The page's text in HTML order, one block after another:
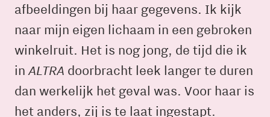
afbeeldingen bij haar gegevens. Ik kijk
naar mijn eigen lichaam in een gebroken
winkelruit. Het is nog jong, de tijd die ik
in ALTRA doorbracht leek langer te duren
dan werkelijk het geval was. Voor haar is
het anders, zij is te laat ingestapt.